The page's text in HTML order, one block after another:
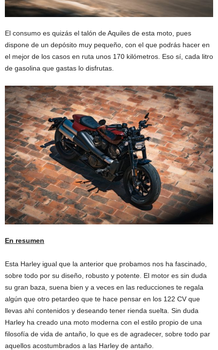
El consumo es quizás el talón de Aquiles de esta moto, pues
dispone de un depósito muy pequeño, con el que podrás hacer en
el mejor de los casos en ruta unos 170 kilómetros. Eso sí, cada litro
de gasolina que gastas lo disfrutas.
En resumen
Esta Harley igual que la anterior que probamos nos ha fascinado,
sobre todo por su diseño, robusto y potente. El motor es sin duda
su gran baza, suena bien y a veces en las reducciones te regala
algún que otro petardeo que te hace pensar en los 122 CV que
llevas ahí contenidos y deseando tener rienda suelta. Sin duda
Harley ha creado una moto moderna con el estilo propio de una
filosofía de vida de antaño, lo que es de agradecer, sobre todo par
aquellos acostumbrados a las Harley de antaño.